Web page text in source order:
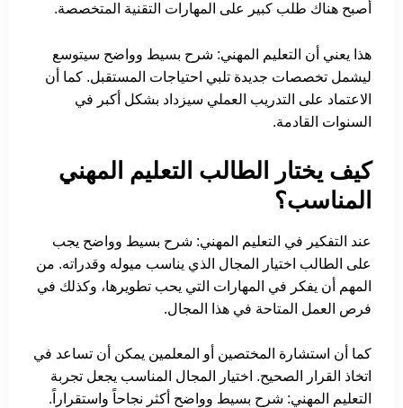
أصبح هناك طلب كبير على المهارات التقنية المتخصصة.
هذا يعني أن التعليم المهني: شرح بسيط وواضح سيتوسع
ليشمل تخصصات جديدة تلبي احتياجات المستقبل. كما أن
الاعتماد على التدريب العملي سيزداد بشكل أكبر في
السنوات القادمة.
كيف يختار الطالب التعليم المهني
المناسب؟
عند التفكير في التعليم المهني: شرح بسيط وواضح يجب
على الطالب اختيار المجال الذي يناسب ميوله وقدراته. من
المهم أن يفكر في المهارات التي يحب تطويرها، وكذلك في
فرص العمل المتاحة في هذا المجال.
كما أن استشارة المختصين أو المعلمين يمكن أن تساعد في
اتخاذ القرار الصحيح. اختيار المجال المناسب يجعل تجربة
التعليم المهني: شرح بسيط وواضح أكثر نجاحاً واستقراراً.